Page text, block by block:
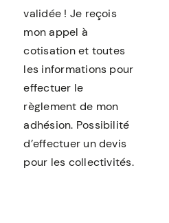
validée ! Je reçois
mon appel à
cotisation et toutes
les informations pour
effectuer le
règlement de mon
adhésion. Possibilité
d’effectuer un devis
pour les collectivités.